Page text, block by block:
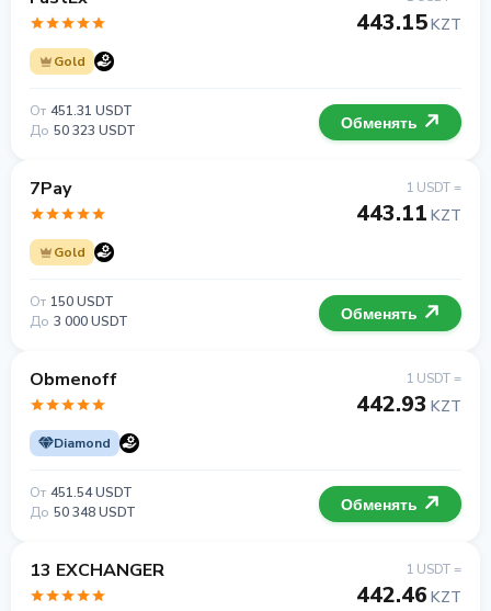
Gold
443.15KZT
От 451.31 USDT
До 50 323 USDT Обменять
7Pay
Gold
1 USDT =
443.11 KZT
От 150 USDT
До 3 000 USDT Обменять
Obmenoff
Diamond
1 USDT =
442.93 KZT
От 451.54 USDT
До 50 348 USDT Обменять
13 EXCHANGER 1 USDT =
442.46 KZT